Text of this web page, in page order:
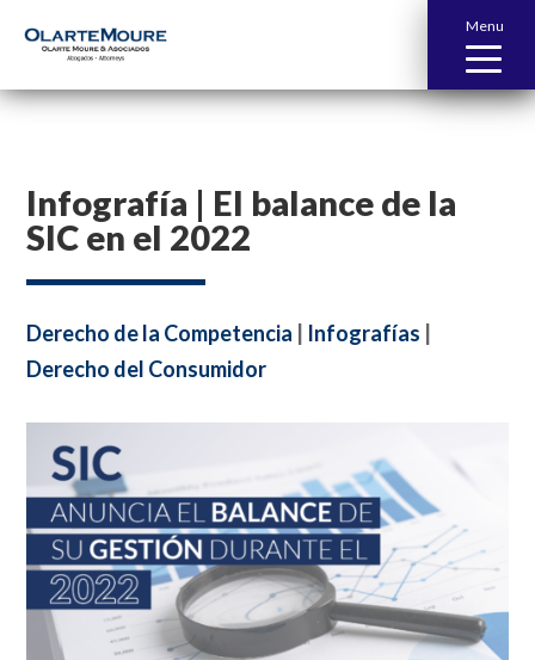
Menu
Infografía | El balance de la
SIC en el 2022
Derecho de la Competencia Infografías
Derecho del Consumidor